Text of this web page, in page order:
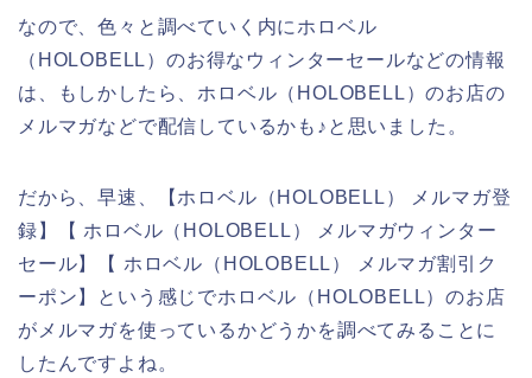
なので、色々と調べていく内にホロベル
（HOLOBELL）のお得なウィンターセールなどの情報
は、もしかしたら、ホロベル（HOLOBELL）のお店の
メルマガなどで配信しているかも♪と思いました。
だから、早速、【ホロベル（HOLOBELL） メルマガ登
録】【 ホロベル（HOLOBELL） メルマガウィンター
セール】【 ホロベル（HOLOBELL） メルマガ割引ク
ーポン】という感じでホロベル（HOLOBELL）のお店
がメルマガを使っているかどうかを調べてみることに
したんですよね。